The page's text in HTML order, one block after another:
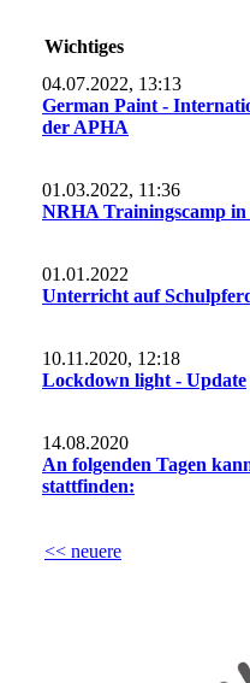
Wichtiges
04.07.2022, 13:13
German Paint -
der APHA
01.03.2022, 11:36
NRHA Trainingscamp
01.01.2022
Unterricht auf
10.11.2020, 12:18
Lockdown light - Update
14.08.2020
An folgenden Tagen
stattfinden:
<< neuere